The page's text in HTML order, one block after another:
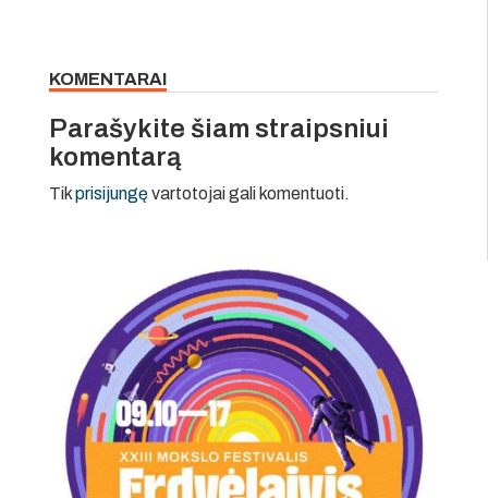
KOMENTARAI
Parašykite šiam straipsniui
komentarą
Tikprisijungęvartotojai gali komentuoti.